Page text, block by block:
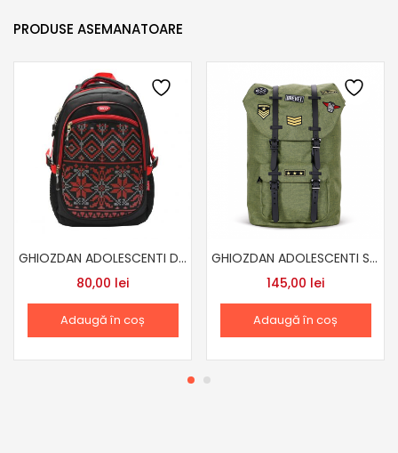
PRODUSE ASEMANATOARE
GHIOZDAN ADOLESCENTI DACO GH201
80,00 lei
Adaugă în coș
GHIOZDAN ADOLESCENTI SC623
145,00 lei
Adaugă în coș